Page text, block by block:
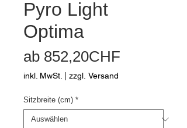
Pyro Light
Optima
ab 852,20CHF
inkl. MwSt. zzgl. Versand
Sitzbreite (cm) *